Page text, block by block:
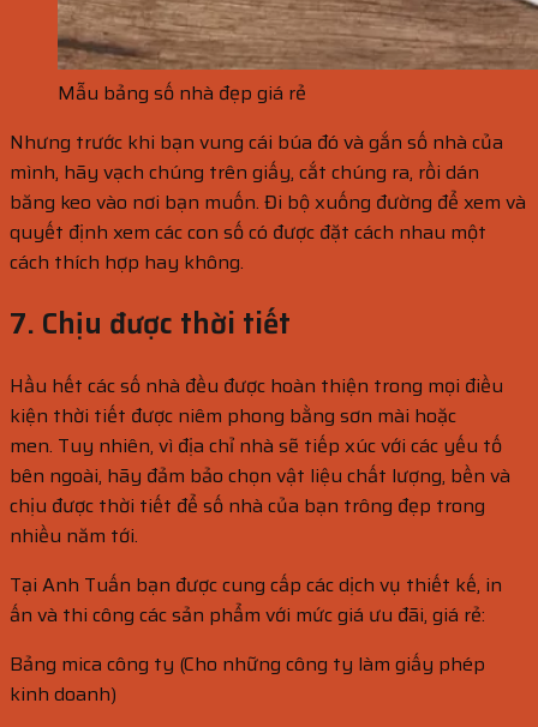
Mẫu bảng số nhà đẹp giá rẻ
Nhưng trước khi bạn vung cái búa đó và gắn số nhà của
mình, hãy vạch chúng trên giấy, cắt chúng ra, rồi dán
băng keo vào nơi bạn muốn. Đi bộ xuống đường để xem và
quyết định xem các con số có được đặt cách nhau một
cách thích hợp hay không.
7. Chịu được thời tiết
Hầu hết các số nhà đều được hoàn thiện trong mọi điều
kiện thời tiết được niêm phong bằng sơn mài hoặc
men. Tuy nhiên, vì địa chỉ nhà sẽ tiếp xúc với các yếu tố
bên ngoài, hãy đảm bảo chọn vật liệu chất lượng, bền và
chịu được thời tiết để số nhà của bạn trông đẹp trong
nhiều năm tới.
Tại Anh Tuấn bạn được cung cấp các dịch vụ thiết kế, in
ấn và thi công các sản phẩm với mức giá ưu đãi, giá rẻ:
Bảng mica công ty (Cho những công ty làm giấy phép
kinh doanh)